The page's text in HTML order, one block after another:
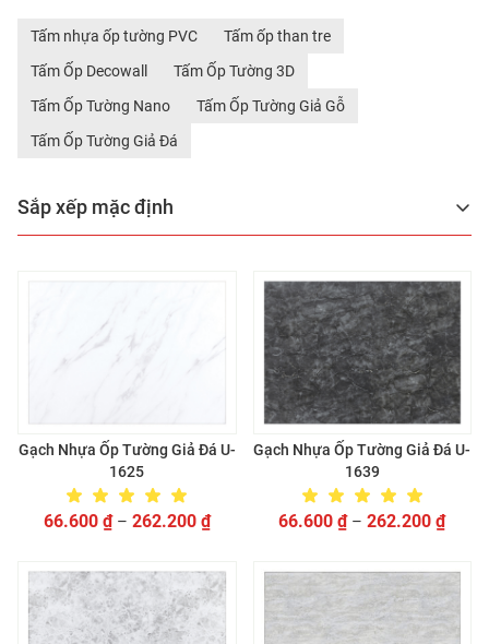
Tấm nhựa ốp tường PVC
Tấm ốp than tre
Tấm Ốp Decowall
Tấm Ốp Tường 3D
Tấm Ốp Tường Nano
Tấm Ốp Tường Giả Gỗ
Tấm Ốp Tường Giả Đá
Sắp xếp mặc định
Gạch Nhựa Ốp Tường Giả Đá U-
1625
66.600 ₫– 262.200 ₫
Gạch Nhựa Ốp Tường Giả Đá U-
1639
66.600₫–262.200₫